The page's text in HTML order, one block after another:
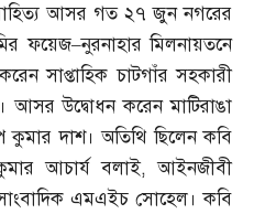
সাহিত্য আসর গত ২৭ জুন নগরের
ফয়েজ–নুরনাহার মিলনায়তনে
সাপ্তাহিক চাটগাঁর সহকারী
উদ্বোধন করেন মাটিরাঙা
কুমার দাশ। অতিথি ছিলেন কবি
আচার্য বলাই,আইনজীবী
এমএইচ সোহেল। কবি